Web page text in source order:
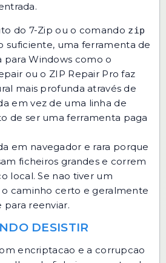
do 7-Zip ou o comando zip
suficiente, uma ferramenta de
para Windows como o
ou o ZIP Repair Pro faz
mais profunda através de
em vez de uma linha de
de ser uma ferramenta paga
em navegador e rara porque
ficheiros grandes e correm
local. Se nao tiver um
caminho certo e geralmente
reenviar.
DESISTIR
encriptacao e a corrupcao